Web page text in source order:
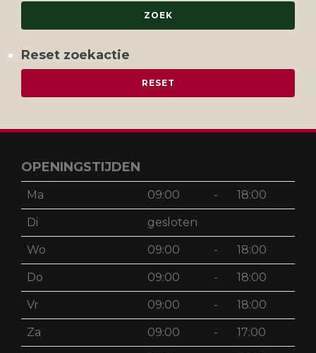
Reset zoekactie
OPENINGSTIJDEN
Ma 09:00 - 18:00
Di gesloten
Wo 09:00 - 18:00
Do 09:00 - 18:00
Vr 09:00 - 18:00
Za 09:00 - 17:00